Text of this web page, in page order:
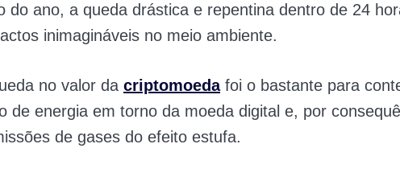
do ano, a queda drástica e repentina dentro de 24
inimagináveis no meio ambiente.
no valor da criptomoedafoi o bastante para
de energia em torno da moeda digital e, por
de gases do efeito estufa.